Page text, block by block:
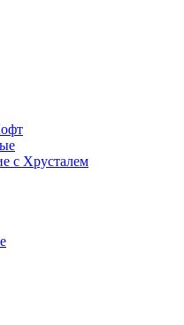
с Хрусталем